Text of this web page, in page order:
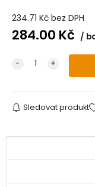
234.71 Kč bez DPH
284.00 Kč
Sledovat produkt